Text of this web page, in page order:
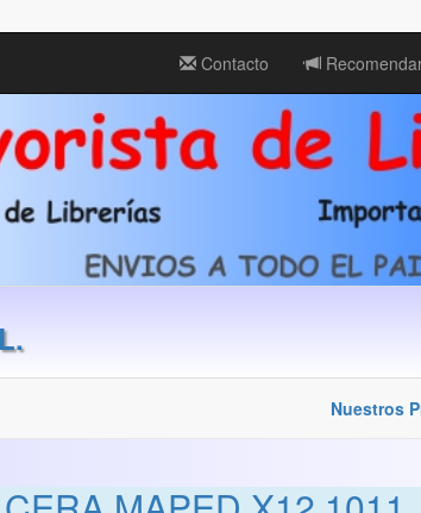
Contacto
Nuestros